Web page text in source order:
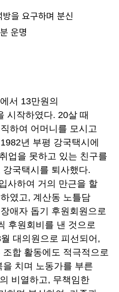
을 요구하며 분신
운명
서 13만원의
시작하였다. 20살 때
하여 어머니를 모시고
년 부평 강국택시에
업을 못하고 있는 친구를
국택시를 퇴사했다.
사하여 거의 만근을 할
였고, 계산동 노틀담
애자 돕기 후원회원으로
후원회비를 낸 것으로
대의원으로 피선되어,
합 활동에도 적극적으로
치며 노동가를 부른
비열하고, 무책임한